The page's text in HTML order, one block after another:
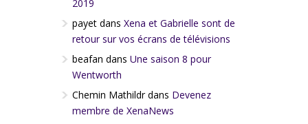
2019
payet dans Xena et Gabrielle sont de
retour sur vos écrans de télévisions
beafan dans Une saison 8 pour
Wentworth
Chemin Mathildrdans Devenez
membre de XenaNews